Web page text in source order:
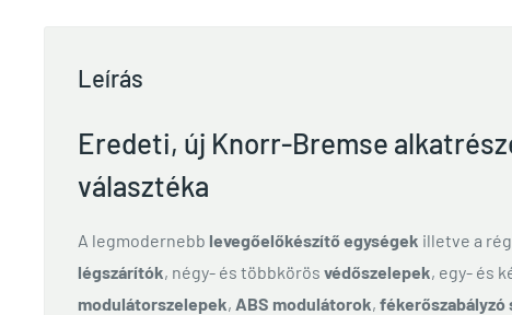
Leírás
Eredeti, új Knorr-Bremse
választéka
A legmodernebb levegőelőkészítő egységek illetve a
légszárítók, négy- és többkörös védőszelepek, egy- és
modulátorszelepek, ABS modulátorok, fékerőszabályzó